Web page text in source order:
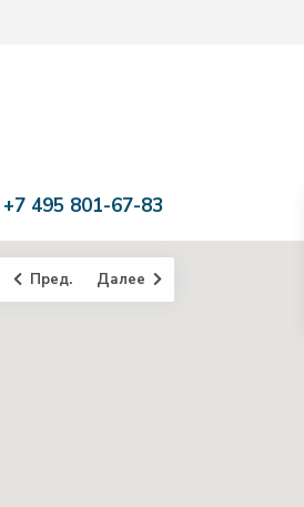
+7 495 801-67-83
Пред. Далее